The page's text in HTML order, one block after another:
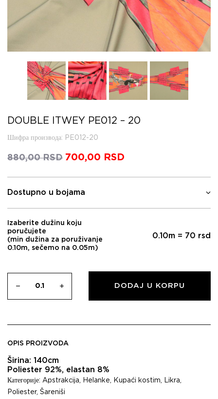
DOUBLE ITWEY PE012 – 20
Шифра производа: PE012-20
880,00RSD Оригинална
је
била:
700,00 RSD
је:
Dostupno u bojama
Izaberite dužinu koju
poručujete
(min dužina za poruživanje
0.10m, sečemo na 0.05m)
0.10m = 70 rsd
DODAJ U KORPU
OPIS PROIZVODA
Širina: 140cm
Poliester 92%, elastan 8%
Категорије: Apstrakcija, Helanke, Kupaći kostim, Likra,
Poliester, Šareniši